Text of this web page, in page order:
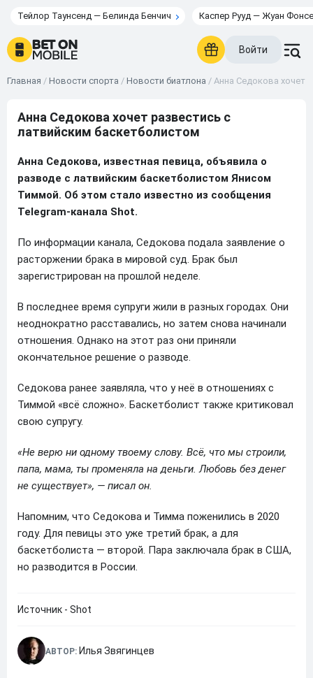
Тейлор Таунсенд — Белинда Бенчич Каспер Рууд — Жуан
Войти
Главная / Новости спорта / Новости биатлона / Анна Седокова хочет
Анна Седокова хочет развестись с
латвийским баскетболистом
Анна Седокова, известная певица, объявила о
разводе с латвийским баскетболистом Янисом
Тиммой. Об этом стало известно из сообщения
Telegram-канала Shot.
По информации канала, Седокова подала заявление о
расторжении брака в мировой суд. Брак был
зарегистрирован на прошлой неделе.
В последнее время супруги жили в разных городах. Они
неоднократно расставались, но затем снова начинали
отношения. Однако на этот раз они приняли
окончательное решение о разводе.
Седокова ранее заявляла, что у неё в отношениях с
Тиммой «всё сложно». Баскетболист также критиковал
свою супругу.
«Не верю ни одному твоему слову. Всё, что мы строили,
папа, мама, ты променяла на деньги. Любовь без денег
не существует», — писал он.
Напомним, что Седокова и Тимма поженились в 2020
году. Для певицы это уже третий брак, а для
баскетболиста — второй. Пара заключала брак в США,
но разводится в России.
Источник - Shot
АВТОР: Илья Звягинцев